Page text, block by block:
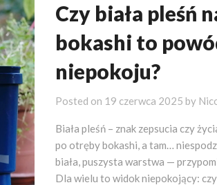
Czy biała pleśń
bokashi to
niepokoju?
Posted on 19 czerwca 2025 by
Biała pleśń – znak zepsucia czy
po otręby bokashi, a tam…
biała, puszysta warstwa —
Dla wielu to widok niepokojący: